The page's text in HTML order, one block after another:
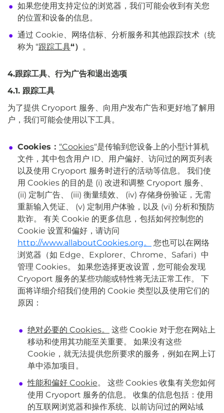
如果您使用支持定位的浏览器，我们可能会收到有关您
的位置和设备的信息。
通过 Cookie、网络信标、分析服务和其他跟踪技术（统
称为 “跟踪工具“） 。
4.跟踪工具、行为广告和退出选项
4.1. 跟踪工具
为了提供 Cryoport 服务、向用户发布广告和更好地了解用
户，我们可能会使用以下工具。
Cookies： “Cookies“是传输到您设备上的小型计算机
文件，其中包含用户 ID、用户偏好、访问过的网页列表
以及使用 Cryoport 服务时进行的活动等信息。 我们使
用 Cookies 的目的是 (i) 改进和调整 Cryoport 服务、
(ii) 定制广告、 (iii) 衡量绩效、 (iv) 存储身份验证，无需
重新输入凭证、 (v) 定制用户体验，以及 (vi) 分析和预防
欺诈。 有关 Cookie 的更多信息，包括如何控制您的
Cookie 设置和偏好，请访问
http://www.allaboutCookies.org。
您也可以在网络
浏览器（如 Edge、Explorer、Chrome、Safari）中
管理 Cookies。 如果您选择更改设置，您可能会发现
Cryoport 服务的某些功能或特性将无法正常工作。 下
面将详细介绍我们使用的 Cookie 类型以及使用它们的
原因：
绝对必要的 Cookies。
这些 Cookie 对于您在网站上
移动和使用其功能至关重要。 如果没有这些
Cookie，就无法提供您所要求的服务，例如在网上订
单中添加项目。
性能和偏好 Cookie。 这些 Cookies 收集有关您如何
使用 Cryoport 服务的信息。 收集的信息包括：使用
的互联网浏览器和操作系统、以前访问过的网站域